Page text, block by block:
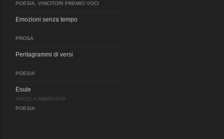
POESIA
VINCITORI PREMIO VOCI
Emozioni senza tempo
PROSA
Pentagrammi di versi
POESIA
Esule
ANGELA AMBROSINI
POESIA